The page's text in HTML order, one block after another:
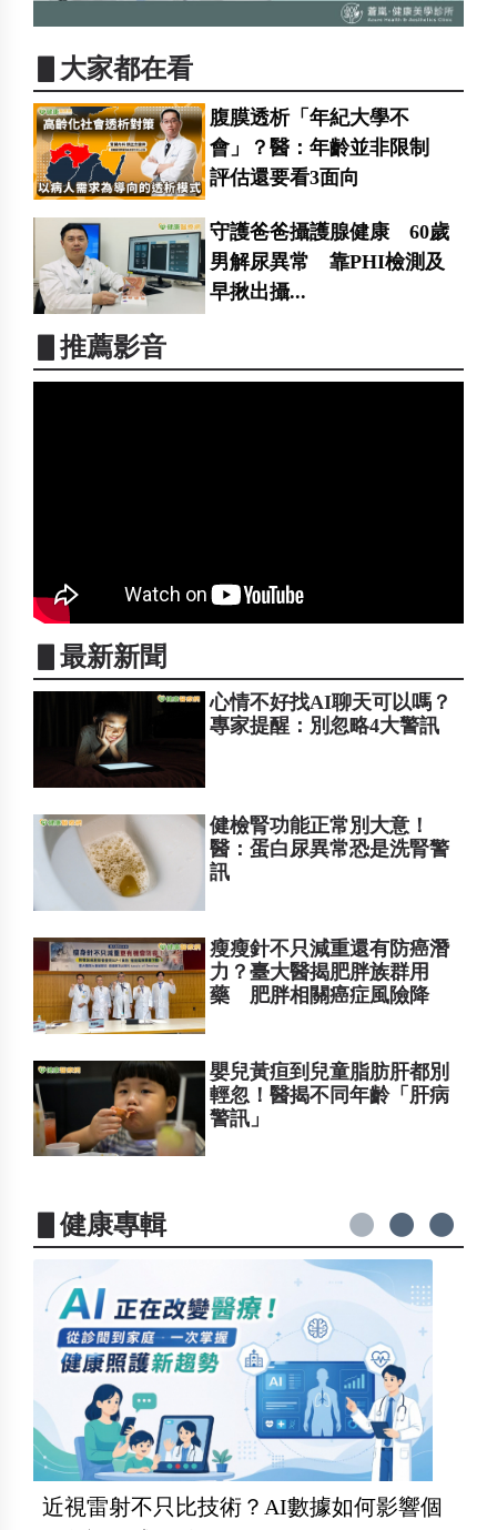
▋大家都在看
腹膜透析「年紀大學不
會」？醫：年齡並非限制
評估還要看3面向
守護爸爸攝護腺健康 60歲
男解尿異常 靠PHI檢測及
早揪出攝...
▋推薦影音
▋最新新聞
心情不好找AI聊天可以嗎？
專家提醒：別忽略4大警訊
健檢腎功能正常別大意！
醫：蛋白尿異常恐是洗腎警
訊
瘦瘦針不只減重還有防癌潛
力？臺大醫揭肥胖族群用
藥 肥胖相關癌症風險降
嬰兒黃疸到兒童脂肪肝都別
輕忽！醫揭不同年齡「肝病
警訊」
▋健康專輯
近視雷射不只比技術？AI數據如何影響個